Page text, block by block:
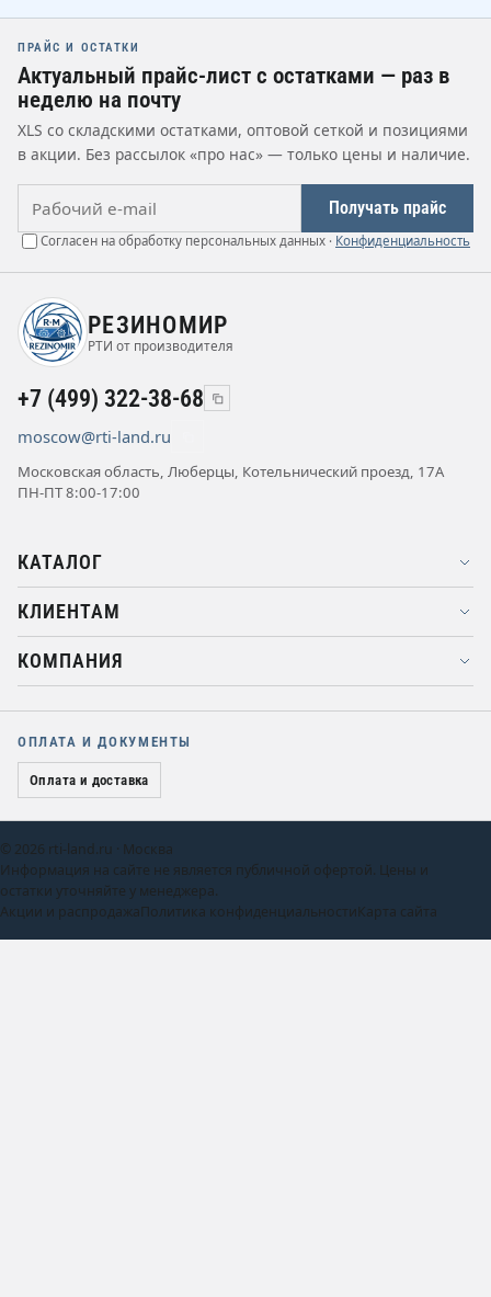
ПРАЙС И ОСТАТКИ
Актуальный прайс-лист с остатками — раз в
неделю на почту
XLS со складскими остатками, оптовой сеткой и позициями
в акции. Без рассылок «про нас» — только цены и наличие.
Получать прайс
Согласен на обработку персональных данных · Конфиденциальность
РЕЗИНОМИР
РТИ от производителя
+7 (499) 322-38-68
moscow@rti-land.ru
Московская область, Люберцы, Котельнический проезд, 17А
ПН-ПТ 8:00-17:00
КАТАЛОГ
КЛИЕНТАМ
КОМПАНИЯ
ОПЛАТА И ДОКУМЕНТЫ
Оплата и доставка
© 2026 rti-land.ru · Москва
Информация на сайте не является публичной офертой. Цены и
остатки уточняйте у менеджера.
Акции и распродажаПолитика конфиденциальностиКарта сайта